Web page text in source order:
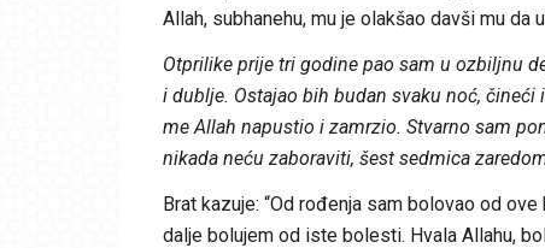
Allah, subhanehu, mu je olakšao davši mu
Otprilike prije tri godine pao sam u ozbiljnu
i dublje. Ostajao bih budan svaku noć,
me Allah napustio i zamrzio. Stvarno sam
nikada neću zaboraviti, šest sedmica
Brat kazuje: “Od rođenja sam bolovao od
dalje bolujem od iste bolesti. Hvala Allahu,